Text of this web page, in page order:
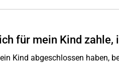
für mein Kind zahle,
Kind abgeschlossen haben,